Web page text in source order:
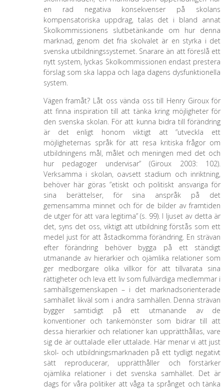
en rad negativa konsekvenser på skolans
kompensatoriska uppdrag, talas det i bland annat
Skolkommissionens slutbetänkande om hur denna
marknad, genom det fria skolvalet är en styrka i det
svenska utbildningssystemet. Snarare än att föreslå ett
nytt system, lyckas Skolkommissionen endast prestera
förslag som ska lappa och laga dagens dysfunktionella
system.
Vägen framåt? Låt oss vända oss till Henry Giroux för
att finna inspiration till att tänka kring möjligheter för
den svenska skolan. För att kunna bidra till förändring
är det enligt honom viktigt att ”utveckla ett
möjligheternas språk för att resa kritiska frågor om
utbildningens mål, målet och meningen med det och
hur pedagoger undervisar” (Giroux 2003: 102).
Verksamma i skolan, oavsett stadium och inriktning,
behöver här göras ”etiskt och politiskt ansvariga för
sina berättelser, för sina anspråk på det
gemensamma minnet och för de bilder av framtiden
de utger för att vara legitima” (s. 99). I ljuset av detta är
det, syns det oss, viktigt att utbildning förstås som ett
medel just för att åstadkomma förändring. En strävan
efter förändring behöver bygga på ett ständigt
utmanande av hierarkier och ojämlika relationer som
ger medborgare olika villkor för att tillvarata sina
rättigheter och leva ett liv som fullvärdiga medlemmar i
samhällsgemenskapen – i det marknadsorienterade
samhället likväl som i andra samhällen. Denna strävan
bygger samtidigt på ett utmanande av de
konventioner och tankemönster som bidrar till att
dessa hierarkier och relationer kan upprätthållas, vare
sig de är outtalade eller uttalade. Här menar vi att just
skol- och utbildningsmarknaden på ett tydligt negativt
sätt reproducerar, upprätthåller och förstärker
ojämlika relationer i det svenska samhället. Det är
dags för våra politiker att våga ta språnget och tänka